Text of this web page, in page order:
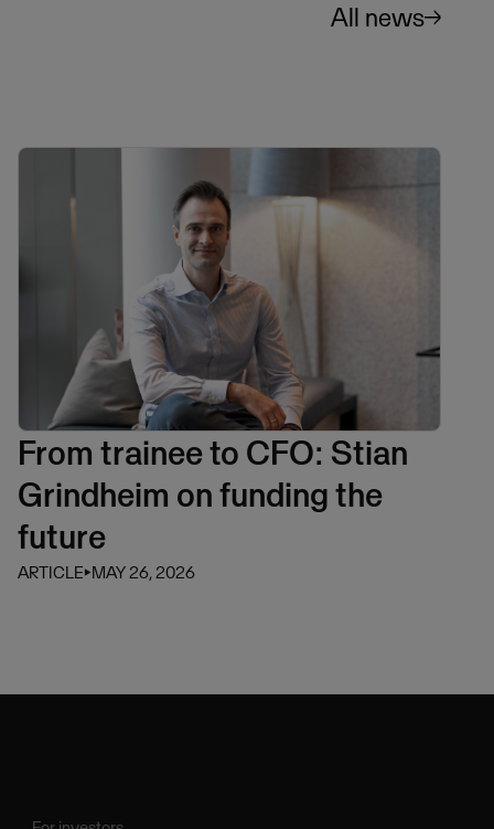
All news
From trainee to CFO: Stian
Grindheim on funding the
future
ARTICLE⏵MAY 26, 2026